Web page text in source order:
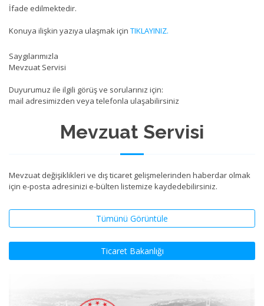
Mevzuat Servisi
Mevzuat değişiklikleri ve dış ticaret gelişmelerinden haberdar olmak
için e-posta adresinizi e-bülten listemize kaydedebilirsiniz.
Tümünü Görüntüle
Ticaret Bakanlığı
İfade edilmektedir.
Konuya ilişkin yazıya ulaşmak için TIKLAYINIZ.
Saygılarımızla
Mevzuat Servisi
Duyurumuz ile ilgili görüş ve sorularınız için:
mail adresimizden veya telefonla ulaşabilirsiniz